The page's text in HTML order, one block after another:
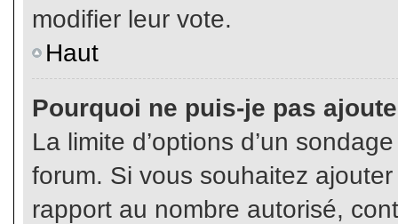
modifier leur vote.
Haut
Pourquoi ne puis-je pas
La limite d’options d’un
forum. Si vous souhaitez
rapport au nombre autorisé,